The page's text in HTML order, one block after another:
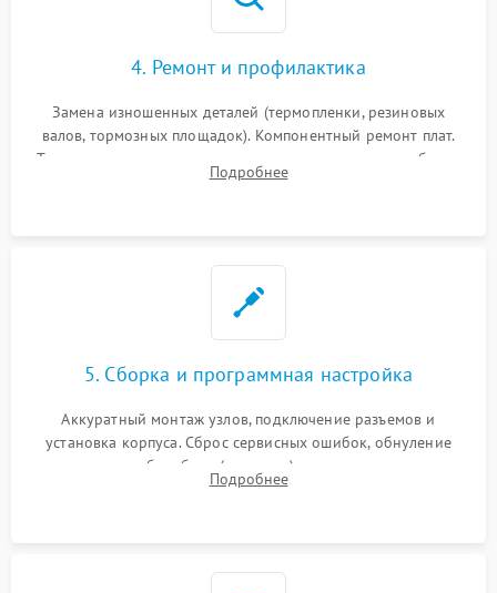
4. Ремонт и профилактика
Замена изношенных деталей (термопленки, резиновых
валов, тормозных площадок). Компонентный ремонт плат.
Тщательная очистка тракта печати, контактов и линз блока
лазера (LSU) от просыпанного тонера и пыли.
Подробнее
5. Сборка и программная настройка
Аккуратный монтаж узлов, подключение разъемов и
установка корпуса. Сброс сервисных ошибок, обнуление
счетчиков абсорбера (памперса) или узла переноса,
обновление прошивки и программная калибровка аппарата.
Подробнее